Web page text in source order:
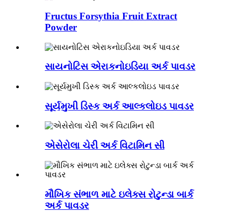
Fructus Forsythia Fruit Extract
Powder
સાયનોટિસ એરાકનોઇડિયા અર્ક પાવડર
સૂર્યમુખી ડિસ્ક અર્ક આલ્કલોઇડ પાવડર
એસેરોલા ચેરી અર્ક વિટામિન સી
મૌખિક સંભાળ માટે ઇલેક્સ રોટુન્ડા બાર્ક
અર્ક પાવડર